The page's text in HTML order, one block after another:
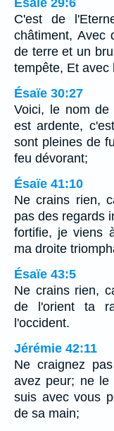
Ésaïe 29:6
C'est de
châtiment, Avec
de terre et un
tempête, Et avec
Ésaïe 30:27
Voici, le nom
est ardente,
sont pleines de
feu dévorant;
Ésaïe 41:10
Ne crains rien,
pas des regards
fortifie, je viens
ma droite
Ésaïe 43:5
Ne crains rien,
de l'orient ta
l'occident.
Jérémie 42:11
Ne craignez
avez peur; ne le
suis avec vous
de sa main;